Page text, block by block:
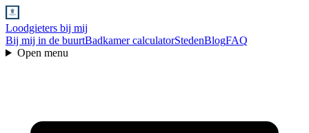
Loodgieters bij mij
Bij mij in de buurtBadkamer calculatorStedenBlogFAQ
Open menu